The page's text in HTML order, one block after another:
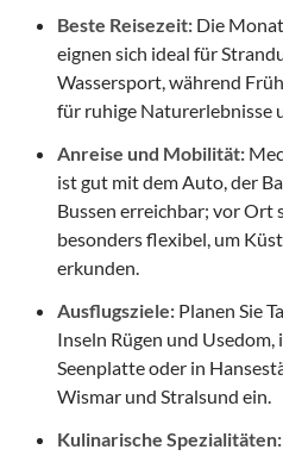
Beste Reisezeit: Die
eignen sich ideal für
Wassersport, während
für ruhige Naturerlebnisse
Anreise und Mobilität:
ist gut mit dem Auto, der
Bussen erreichbar; vor Ort
besonders flexibel, um
erkunden.
Ausflugsziele: Planen Sie
Inseln Rügen und
Seenplatte oder in
Wismar und Stralsund ein.
Kulinarische Spezialitäten: